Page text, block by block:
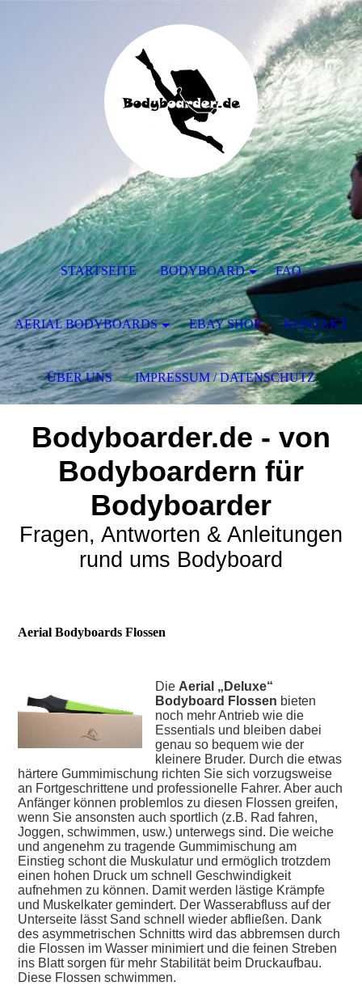
Bodyboarder.de - von
Bodyboardern für
Bodyboarder
Fragen, Antworten & Anleitungen
rund ums Bodyboard
Aerial Bodyboards Flossen
Die Aerial „Deluxe“
Bodyboard Flossen bieten
noch mehr Antrieb wie die
Essentials und bleiben dabei
genau so bequem wie der
kleinere Bruder. Durch die etwas
härtere Gummimischung richten Sie sich vorzugsweise
an Fortgeschrittene und professionelle Fahrer. Aber auch
Anfänger können problemlos zu diesen Flossen greifen,
wenn Sie ansonsten auch sportlich (z.B. Rad fahren,
Joggen, schwimmen, usw.) unterwegs sind. Die weiche
und angenehm zu tragende Gummimischung am
Einstieg schont die Muskulatur und ermöglich trotzdem
einen hohen Druck um schnell Geschwindigkeit
aufnehmen zu können. Damit werden lästige Krämpfe
und Muskelkater gemindert. Der Wasserabfluss auf der
Unterseite lässt Sand schnell wieder abfließen. Dank
des asymmetrischen Schnitts wird das abbremsen durch
die Flossen im Wasser minimiert und die feinen Streben
ins Blatt sorgen für mehr Stabilität beim Druckaufbau.
Diese Flossen schwimmen.
STARTSEITE BODYBOARD FAQ
AERIAL BODYBOARDS EBAY SHOP KONTAKT
ÜBER UNS IMPRESSUM / DATENSCHUTZ